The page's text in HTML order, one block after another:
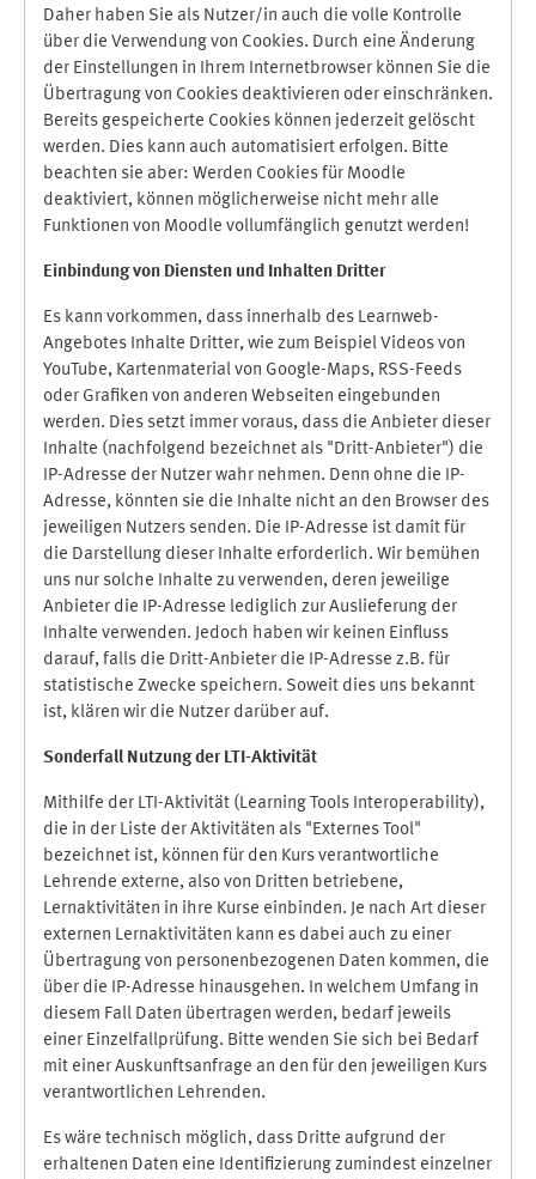
Daher haben Sie als Nutzer/in auch die volle Kontrolle
über die Verwendung von Cookies. Durch eine Änderung
der Einstellungen in Ihrem Internetbrowser können Sie die
Übertragung von Cookies deaktivieren oder einschränken.
Bereits gespeicherte Cookies können jederzeit gelöscht
werden. Dies kann auch automatisiert erfolgen. Bitte
beachten sie aber: Werden Cookies für Moodle
deaktiviert, können möglicherweise nicht mehr alle
Funktionen von Moodle vollumfänglich genutzt werden!
Einbindung von Diensten und Inhalten Dritter
Es kann vorkommen, dass innerhalb des Learnweb-
Angebotes Inhalte Dritter, wie zum Beispiel Videos von
YouTube, Kartenmaterial von Google-Maps, RSS-Feeds
oder Grafiken von anderen Webseiten eingebunden
werden. Dies setzt immer voraus, dass die Anbieter dieser
Inhalte (nachfolgend bezeichnet als "Dritt-Anbieter") die
IP-Adresse der Nutzer wahr nehmen. Denn ohne die IP-
Adresse, könnten sie die Inhalte nicht an den Browser des
jeweiligen Nutzers senden. Die IP-Adresse ist damit für
die Darstellung dieser Inhalte erforderlich. Wir bemühen
uns nur solche Inhalte zu verwenden, deren jeweilige
Anbieter die IP-Adresse lediglich zur Auslieferung der
Inhalte verwenden. Jedoch haben wir keinen Einfluss
darauf, falls die Dritt-Anbieter die IP-Adresse z.B. für
statistische Zwecke speichern. Soweit dies uns bekannt
ist, klären wir die Nutzer darüber auf.
Sonderfall Nutzung der LTI-Aktivität
Mithilfe der LTI-Aktivität (Learning Tools Interoperability),
die in der Liste der Aktivitäten als "Externes Tool"
bezeichnet ist, können für den Kurs verantwortliche
Lehrende externe, also von Dritten betriebene,
Lernaktivitäten in ihre Kurse einbinden. Je nach Art dieser
externen Lernaktivitäten kann es dabei auch zu einer
Übertragung von personenbezogenen Daten kommen, die
über die IP-Adresse hinausgehen. In welchem Umfang in
diesem Fall Daten übertragen werden, bedarf jeweils
einer Einzelfallprüfung. Bitte wenden Sie sich bei Bedarf
mit einer Auskunftsanfrage an den für den jeweiligen Kurs
verantwortlichen Lehrenden.
Es wäre technisch möglich, dass Dritte aufgrund der
erhaltenen Daten eine Identifizierung zumindest einzelner